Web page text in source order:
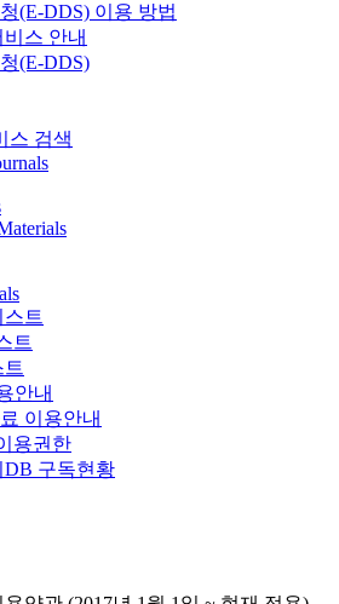
(E-DDS) 이용 방법
스 안내
(E-DDS)
스 검색
트
트
안내
이용안내
용권한
구독현황